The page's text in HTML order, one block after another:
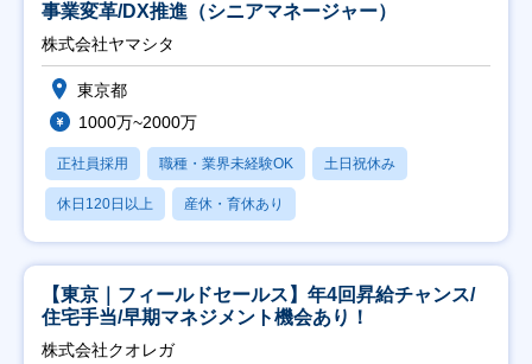
事業変革/DX推進（シニアマネージャー）
株式会社ヤマシタ
東京都
1000万~2000万
正社員採用 職種・業界未経験OK 土日祝休み
休日120日以上 産休・育休あり
【東京｜フィールドセールス】年4回昇給チャンス/
住宅手当/早期マネジメント機会あり！
株式会社クオレガ